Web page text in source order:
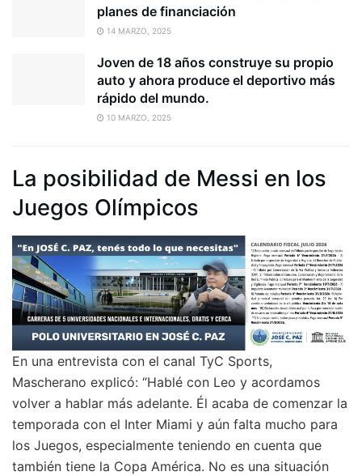
planes de financiación
14 MARZO, 2025
Joven de 18 años construye su propio
auto y ahora produce el deportivo más
rápido del mundo.
10 MARZO, 2025
La posibilidad de Messi en los
Juegos Olímpicos
En una entrevista con el canal TyC Sports,
Mascherano explicó: “Hablé con Leo y acordamos
volver a hablar más adelante. Él acaba de comenzar la
temporada con el Inter Miami y aún falta mucho para
los Juegos, especialmente teniendo en cuenta que
también tiene la Copa América. No es una situación